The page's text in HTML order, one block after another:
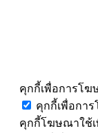
คุกกี้เพื่อการโฆ
คุกกี้เพื่อการ
คุกกี้โฆษณาใช้